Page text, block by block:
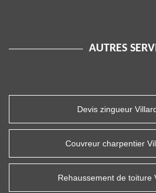
AUTRES
Devis zingueur
Couvreur charpentier
Rehaussement de toiture